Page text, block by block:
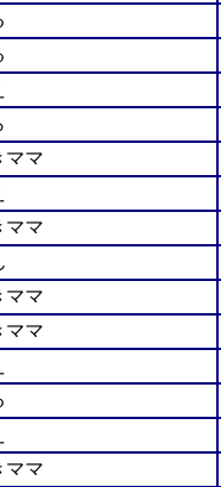
ママ
ママ
ママ
ママ
ママ